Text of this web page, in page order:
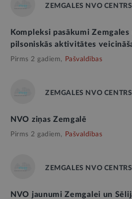
ZEMGALES NVO CENTRS
Kompleksi pasākumi
pilsoniskās aktivitātes
Pirms 2 gadiem, Pašvaldības
ZEMGALES NVO CENTRS
NVO ziņas Zemgalē
Pirms 2 gadiem, Pašvaldības
ZEMGALES NVO CENTRS
NVO jaunumi Zemgalei un